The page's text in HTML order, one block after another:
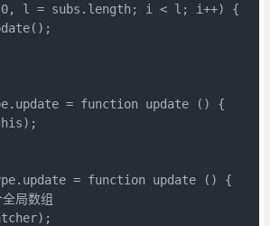
l = subs.length; i < l; i++) {
= function update () {
= function update () {
局数组